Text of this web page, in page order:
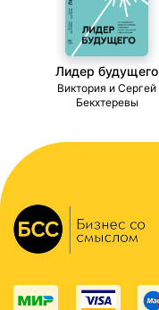
Лидер будущего
Виктория и Сергей
Бекхтеревы